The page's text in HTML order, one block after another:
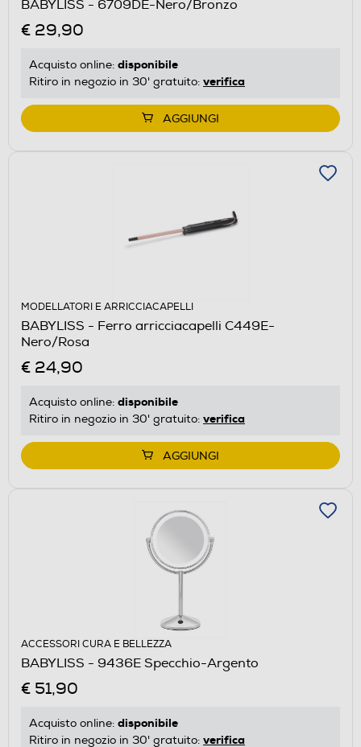
BABYLISS - 6709DE-Nero/Bronzo
€ 29,90
Acquisto online: disponibile
Ritiro in negozio in 30' gratuito: verifica
AGGIUNGI
MODELLATORI E ARRICCIACAPELLI
BABYLISS - Ferro arricciacapelli C449E-
Nero/Rosa
€ 24,90
Acquisto online: disponibile
Ritiro in negozio in 30' gratuito: verifica
AGGIUNGI
ACCESSORI CURA E BELLEZZA
BABYLISS - 9436E Specchio-Argento
€ 51,90
Acquisto online: disponibile
Ritiro in negozio in 30' gratuito: verifica